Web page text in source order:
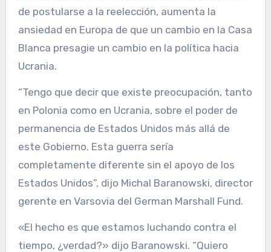
de postularse a la reelección, aumenta la
ansiedad en Europa de que un cambio en la Casa
Blanca presagie un cambio en la política hacia
Ucrania.
“Tengo que decir que existe preocupación, tanto
en Polonia como en Ucrania, sobre el poder de
permanencia de Estados Unidos más allá de
este Gobierno. Esta guerra sería
completamente diferente sin el apoyo de los
Estados Unidos”, dijo Michal Baranowski, director
gerente en Varsovia del German Marshall Fund.
«El hecho es que estamos luchando contra el
tiempo, ¿verdad?» dijo Baranowski. “Quiero